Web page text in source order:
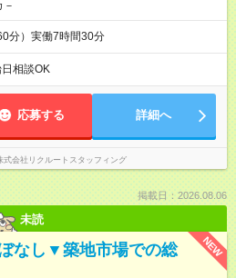
分）実働7時間30分
相談OK
応募する 詳細へ
式会社リクルートスタッフィング
掲載日：2026.08.06
未読
NEW
なし▼築地市場での総